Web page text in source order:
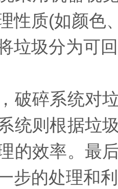
性质(如颜色
垃圾分为可
碎系统对垃
统则根据垃
的效率。最
步的处理和